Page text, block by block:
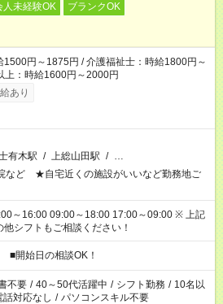
人未経験OK
ブランクOK
1500円～1875円 / 介護福祉士：時給1800円～
上：時給1600円～2000円
あり
有木駅 / 上総山田駅 / …
など ★自宅近くの施設がいいなど勤務地ご
～16:00 09:00～18:00 17:00～09:00 ※ 上記
シフトもご相談ください！
■開始日の相談OK！
不要 / 40～50代活躍中 / シフト勤務 / 10名以
話対応なし / パソコンスキル不要